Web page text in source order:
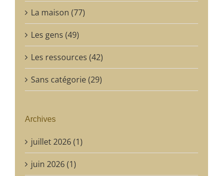
La maison (77)
Les gens (49)
Les ressources (42)
Sans catégorie (29)
Archives
juillet 2026 (1)
juin 2026 (1)